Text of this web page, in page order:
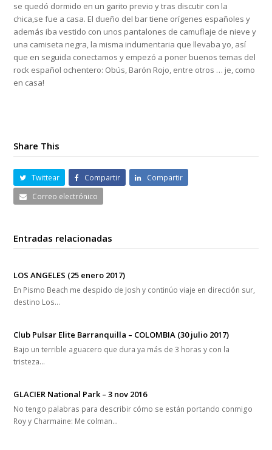
se quedó dormido en un garito previo y tras discutir con la
chica,se fue a casa. El dueño del bar tiene orígenes españoles y
además iba vestido con unos pantalones de camuflaje de nieve y
una camiseta negra, la misma indumentaria que llevaba yo, así
que en seguida conectamos y empezó a poner buenos temas del
rock español ochentero: Obús, Barón Rojo, entre otros … je, como
en casa!
Share This
Twittear Compartir
Compartir
Correo electrónico
Entradas relacionadas
LOS ANGELES (25 enero 2017)
En Pismo Beach me despido de Josh y continúo viaje en dirección sur,
destino Los…
Club Pulsar Elite Barranquilla – COLOMBIA (30 julio 2017)
Bajo un terrible aguacero que dura ya más de 3 horas y con la
tristeza…
GLACIER National Park – 3 nov 2016
No tengo palabras para describir cómo se están portando conmigo
Roy y Charmaine: Me colman…